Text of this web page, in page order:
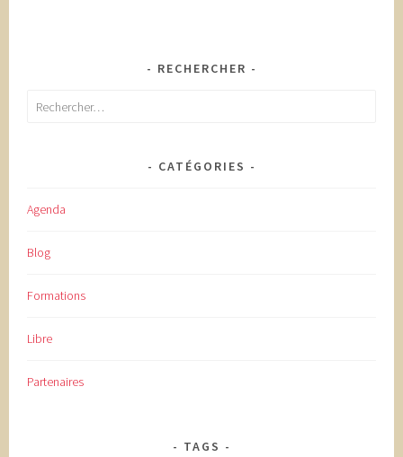
RECHERCHER
Rechercher :
CATÉGORIES
Agenda
Blog
Formations
Libre
Partenaires
TAGS